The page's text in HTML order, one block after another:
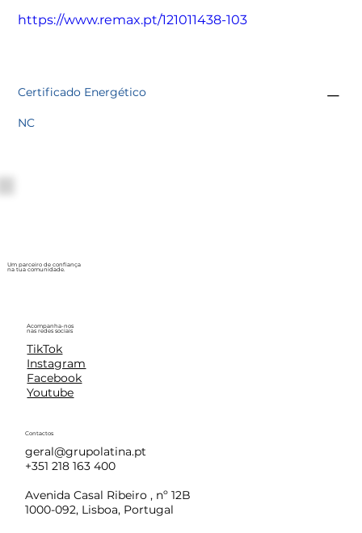
https://www.remax.pt/121011438-103
Certificado Energético
NC
Um parceiro de confiança
na tua comunidade.
Acompanha-nos
nas redes sociais
TikTok
Instagram
Facebook
Youtube
Contactos
geral@grupolatina.pt
+351 218 163 400
Avenida Casal Ribeiro , nº 12B
1000-092, Lisboa, Portugal